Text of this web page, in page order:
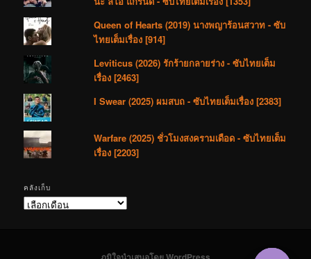
Queen of Hearts (2019) นางพญาร้อนสวาท - ซับ
ไทยเต็มเรื่อง [914]
Leviticus (2026) รักร้ายกลายร่าง - ซับไทยเต็ม
เรื่อง [2463]
I Swear (2025) ผมสบถ - ซับไทยเต็มเรื่อง [2383]
Warfare (2025) ชั่วโมงสงครามเดือด - ซับไทยเต็ม
เรื่อง [2203]
คลังเก็บ
คลัง